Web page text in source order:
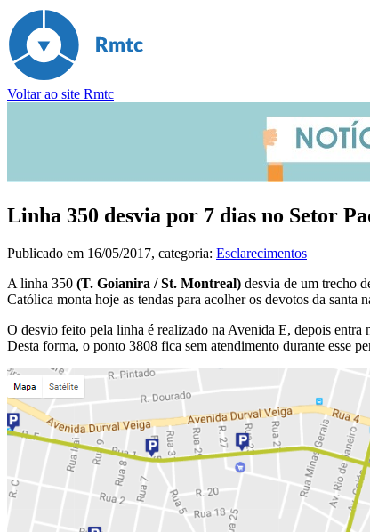
Voltar ao site Rmtc
Linha 350 desvia por 7 dias no Setor
Publicado em 16/05/2017, categoria: Esclarecimentos
A linha 350 (T. Goianira / St. Montreal) desvia de um trecho
Católica monta hoje as tendas para acolher os devotos da
O desvio feito pela linha é realizado na Avenida E, depois entra
Desta forma, o ponto 3808 fica sem atendimento durante esse